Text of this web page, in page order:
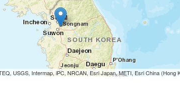
USGS, Intermap, iPC, NRCAN, Esri Japan, METI, Esri China (Hong